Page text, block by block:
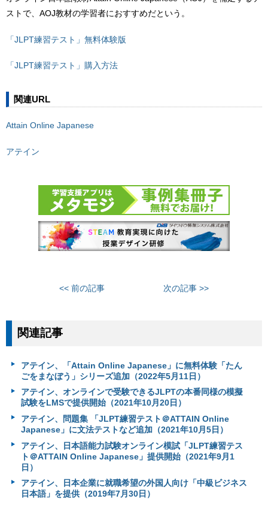
ストで、AOJ教材の学習者におすすめだという。
「JLPT練習テスト」無料体験版
「JLPT練習テスト」購入方法
関連URL
Attain Online Japanese
アテイン
<< 前の記事 次の記事 >>
関連記事
アテイン、「Attain Online Japanese」に無料体験「たん
ごをまなぼう」シリーズ追加（2022年5月11日）
アテイン、オンラインで受験できるJLPTの本番同様の模擬
試験をLMSで提供開始（2021年10月20日）
アテイン、問題集 「JLPT練習テスト＠ATTAIN Online
Japanese」に文法テストなど追加（2021年10月5日）
アテイン、日本語能力試験オンライン模試「JLPT練習テス
ト＠ATTAIN Online Japanese」提供開始（2021年9月1
日）
アテイン、日本企業に就職希望の外国人向け「中級ビジネス
日本語」を提供（2019年7月30日）